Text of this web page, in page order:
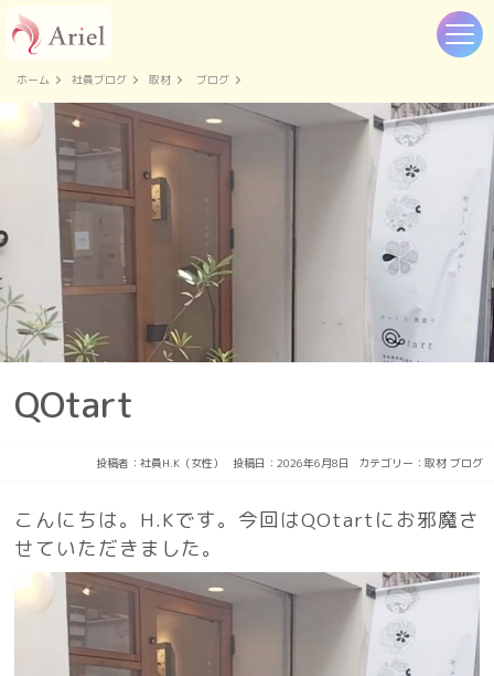
ホーム 社員ブログ 取材 ブログ
QOtart
投稿者： 社員H.K（女性） 投稿日：2026年6月8日 カテゴリー： 取材 ブログ
こんにちは。H.Kです。今回はQOtartにお邪魔さ
せていただきました。